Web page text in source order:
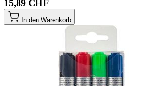
15,89 CHF
In den Warenkorb